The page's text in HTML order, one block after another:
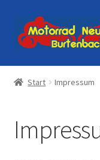
Zur
Navigation
springen
Zum
Inhalt
springen
Startseite
Veranstaltungen
Start Impressum